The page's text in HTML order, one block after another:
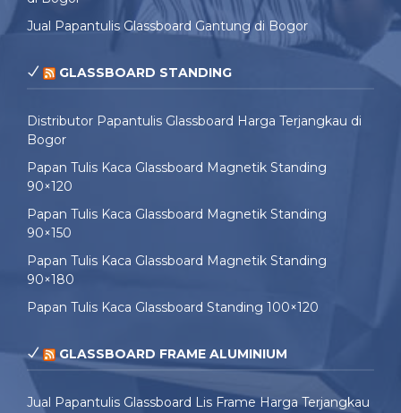
Jual Papantulis Glassboard Gantung di Bogor
GLASSBOARD STANDING
Distributor Papantulis Glassboard Harga Terjangkau di
Bogor
Papan Tulis Kaca Glassboard Magnetik Standing
90×120
Papan Tulis Kaca Glassboard Magnetik Standing
90×150
Papan Tulis Kaca Glassboard Magnetik Standing
90×180
Papan Tulis Kaca Glassboard Standing 100×120
GLASSBOARD FRAME ALUMINIUM
Jual Papantulis Glassboard Lis Frame Harga Terjangkau